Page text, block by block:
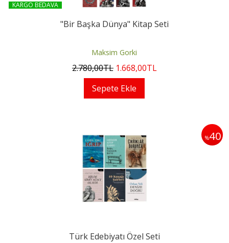
KARGO BEDAVA
"Bir Başka Dünya" Kitap Seti
Maksim Gorki
2.780,00TL 1.668,00TL
Sepete Ekle
%40
Türk Edebiyatı Özel Seti